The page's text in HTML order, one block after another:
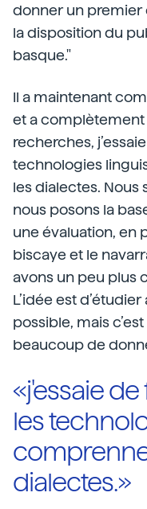
donner un premier
la disposition du
basque."
Il a maintenant
et a complètement
recherches,
technologies
les dialectes.
nous posons la
une évaluation, en
biscaye et le
avons un peu plus
L’idée est
possible, mais
beaucoup de
«j'essaie
les
dialectes.»